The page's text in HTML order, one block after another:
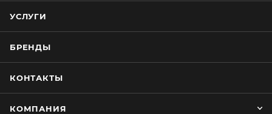
УСЛУГИ
БРЕНДЫ
КОНТАКТЫ
КОМПАНИЯ